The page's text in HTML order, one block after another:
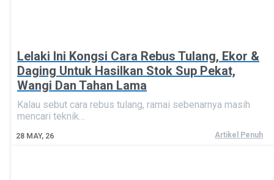
Lelaki Ini Kongsi Cara Rebus Tulang, Ekor &
Daging Untuk Hasilkan Stok Sup Pekat,
Wangi Dan Tahan Lama
28 MAY, 26
Kalau sebut cara rebus tulang, ramai sebenarnya masih
mencari teknik…
Artikel Penuh